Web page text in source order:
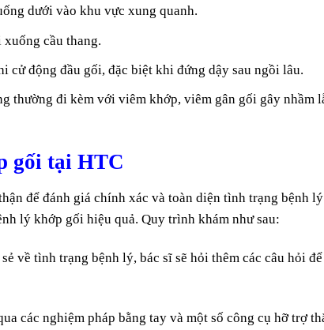
dưới vào khu vực xung quanh.
cầu thang.
cử động đầu gối, đặc biệt khi đứng dậy sau ngồi lâu.
thường đi kèm với viêm khớp, viêm gân gối gây nhầm
gối tại HTC
để đánh giá chính xác và toàn diện tình trạng bệnh lý
lý khớp gối hiệu quả. Quy trình khám như sau:
về tình trạng bệnh lý, bác sĩ sẽ hỏi thêm các câu hỏi để
các nghiệm pháp bằng tay và một số công cụ hỡ trợ